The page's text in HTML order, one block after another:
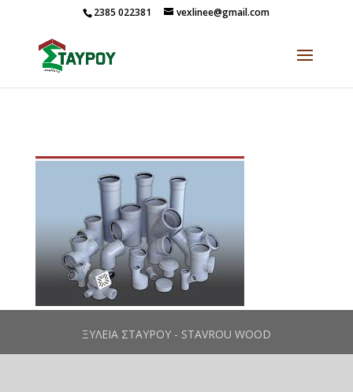
2385 022381 vexlinee@gmail.com
ΞΥΛΕΙΑ ΣΤΑΥΡΟΥ - STAVROU WOOD